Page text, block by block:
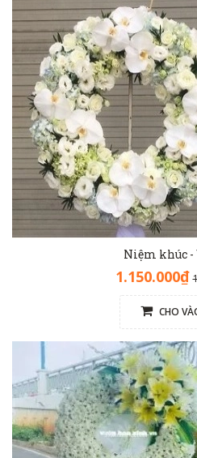
Niệm khúc -
1.150.000₫
CHO